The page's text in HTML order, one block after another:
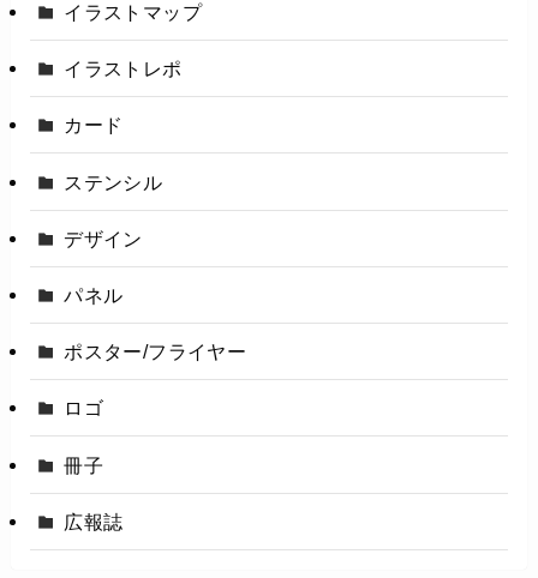
イラストマップ
イラストレポ
カード
ステンシル
デザイン
パネル
ポスター/フライヤー
ロゴ
冊子
広報誌